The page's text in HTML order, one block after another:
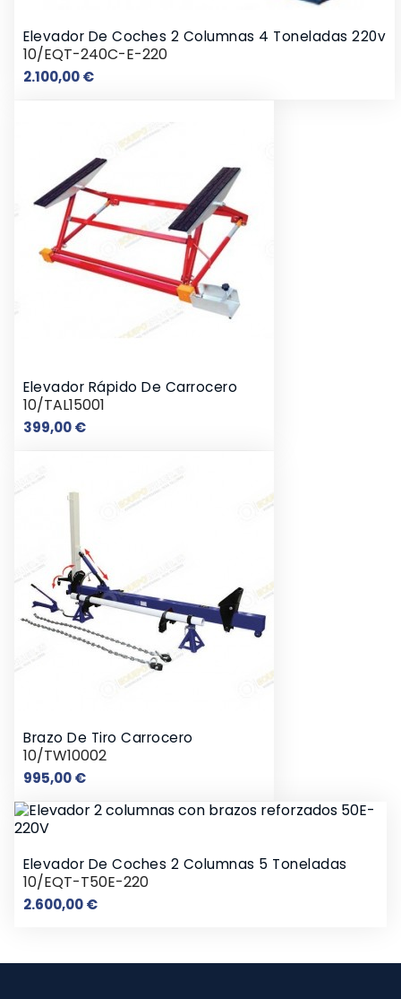
Elevador De Coches 2 Columnas 4 Toneladas 220v
10/EQT-240C-E-220
2.100,00 €Precio
Elevador Rápido De Carrocero
10/TAL15001
399,00 €Precio
Brazo De Tiro Carrocero
10/TW10002
995,00 €Precio
Elevador De Coches 2 Columnas 5 Toneladas
10/EQT-T50E-220
2.600,00 €Precio